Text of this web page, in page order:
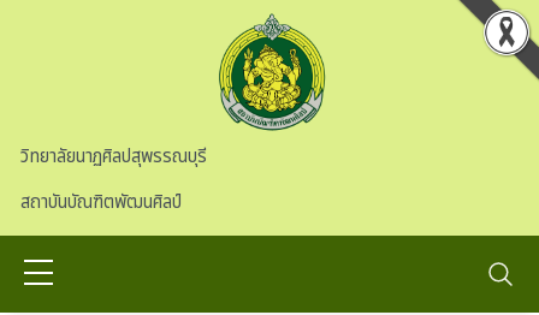
วิทยาลัยนาฏศิลปสุพรรณบุรี
สถาบันบัณฑิตพัฒนศิลป์